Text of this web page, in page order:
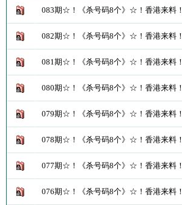
083期☆！《杀号码8个》☆！香港来料！
082期☆！《杀号码8个》☆！香港来料！
081期☆！《杀号码8个》☆！香港来料！
080期☆！《杀号码8个》☆！香港来料！
079期☆！《杀号码8个》☆！香港来料！
078期☆！《杀号码8个》☆！香港来料！
077期☆！《杀号码8个》☆！香港来料！
076期☆！《杀号码8个》☆！香港来料！